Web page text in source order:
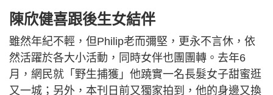
陳欣健喜跟後生女結伴
雖然年紀不輕，但Philip老而彌堅，更永不言休，依
然活躍於各大小活動，同時女伴也團團轉。去年6
月，網民就「野生捕獲」他蹺實一名長髮女子甜蜜逛
又一城；另外，本刊日前又獨家拍到，他的身邊又換